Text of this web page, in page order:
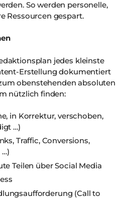
So werden personelle,
Ressourcen gespart.
jedes kleinste
Erstellung dokumentiert
obenstehenden absoluten
nützlich finden:
in Korrektur, verschoben,
…)
Traffic, Conversions,
…)
Teilen über Social Media
(Call to